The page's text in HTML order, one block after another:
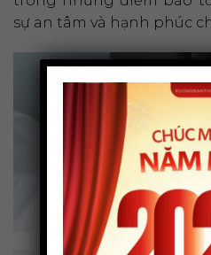
sự an tâm và hạnh phúc